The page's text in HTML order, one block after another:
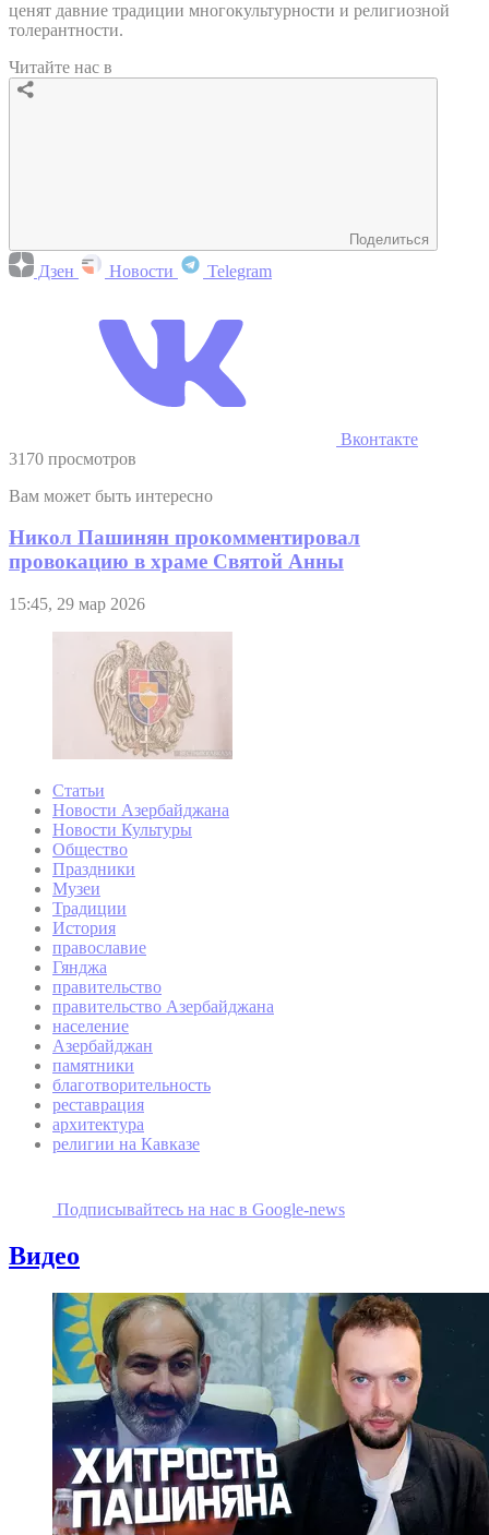
ценят давние традиции многокультурности и религиозной
толерантности.
Читайте нас в
Поделиться
Дзен Новости Telegram
Вконтакте
3170 просмотров
Вам может быть интересно
Никол Пашинян прокомментировал
провокацию в храме Святой Анны
15:45, 29 мар 2026
Статьи
Новости Азербайджана
Новости Культуры
Общество
Праздники
Музеи
Традиции
История
православие
Гянджа
правительство
правительство Азербайджана
население
Азербайджан
памятники
благотворительность
реставрация
архитектура
религии на Кавказе
Подписывайтесь на наc в Google-news
Видео